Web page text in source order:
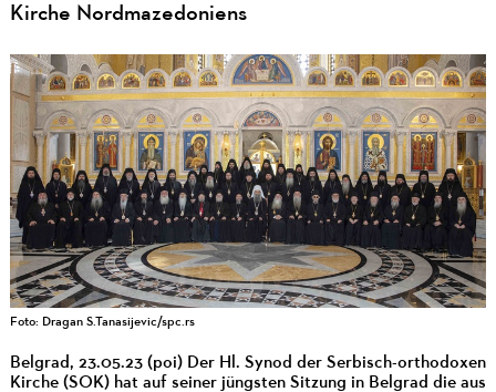
Kirche Nordmazedoniens
Foto: Dragan S.Tanasijevic/spc.rs
Belgrad, 23.05.23 (poi) Der Hl. Synod der Serbisch-orthodoxen
Kirche (SOK) hat auf seiner jüngsten Sitzung in Belgrad die aus